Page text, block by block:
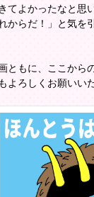
てよかったなと思
からだ！」と気を
ともに、ここから
よろしくお願いい